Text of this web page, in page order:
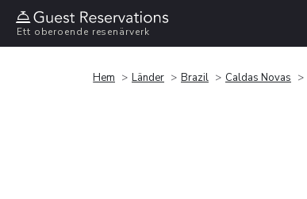
Ett oberoende resenärverk
Hem Länder Brazil Caldas Novas